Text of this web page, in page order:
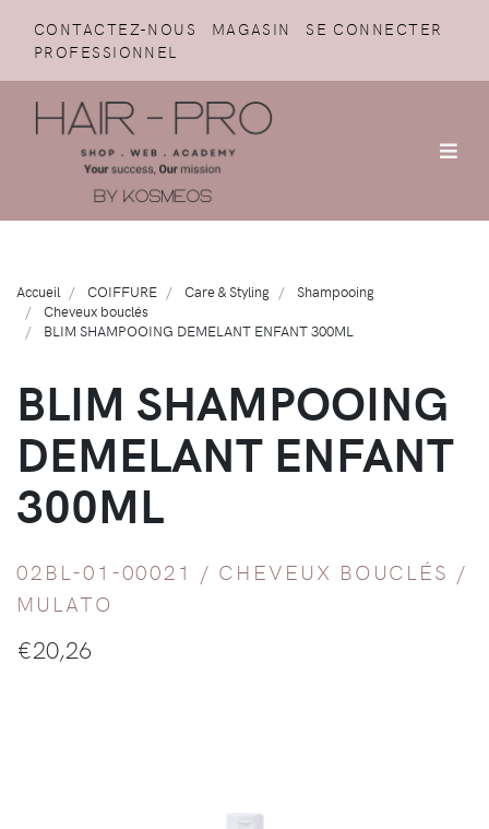
CONTACTEZ-NOUS MAGASIN
SE CONNECTER
PROFESSIONNEL
Accueil COIFFURE Care & Styling
Shampooing
Cheveux bouclés
BLIM SHAMPOOING DEMELANT ENFANT 300ML
BLIM SHAMPOOING
DEMELANT ENFANT
300ML
02BL-01-00021 / CHEVEUX BOUCLÉS /
MULATO
€20,26